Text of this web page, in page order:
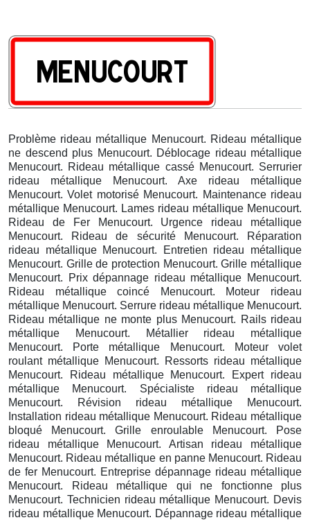
Problème rideau métallique Menucourt. Rideau métallique
ne descend plus Menucourt. Déblocage rideau métallique
Menucourt. Rideau métallique cassé Menucourt. Serrurier
rideau métallique Menucourt. Axe rideau métallique
Menucourt. Volet motorisé Menucourt. Maintenance rideau
métallique Menucourt. Lames rideau métallique Menucourt.
Rideau de Fer Menucourt. Urgence rideau métallique
Menucourt. Rideau de sécurité Menucourt. Réparation
rideau métallique Menucourt. Entretien rideau métallique
Menucourt. Grille de protection Menucourt. Grille métallique
Menucourt. Prix dépannage rideau métallique Menucourt.
Rideau métallique coincé Menucourt. Moteur rideau
métallique Menucourt. Serrure rideau métallique Menucourt.
Rideau métallique ne monte plus Menucourt. Rails rideau
métallique Menucourt. Métallier rideau métallique
Menucourt. Porte métallique Menucourt. Moteur volet
roulant métallique Menucourt. Ressorts rideau métallique
Menucourt. Rideau métallique Menucourt. Expert rideau
métallique Menucourt. Spécialiste rideau métallique
Menucourt. Révision rideau métallique Menucourt.
Installation rideau métallique Menucourt. Rideau métallique
bloqué Menucourt. Grille enroulable Menucourt. Pose
rideau métallique Menucourt. Artisan rideau métallique
Menucourt. Rideau métallique en panne Menucourt. Rideau
de fer Menucourt. Entreprise dépannage rideau métallique
Menucourt. Rideau métallique qui ne fonctionne plus
Menucourt. Technicien rideau métallique Menucourt. Devis
rideau métallique Menucourt. Dépannage rideau métallique